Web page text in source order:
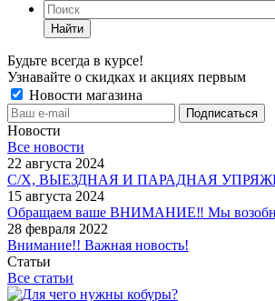
Найти
Будьте всегда в курсе!
Узнавайте о скидках и акциях первым
Новости магазина
Новости
Все новости
22 августа 2024
С/Х, ВЫЕЗДНАЯ И ПАРАДНАЯ УПРЯЖЬ в
15 августа 2024
Обращаем ваше ВНИМАНИЕ‼ Мы
28 февраля 2022
Внимание!! Важная новость!
Статьи
Все статьи